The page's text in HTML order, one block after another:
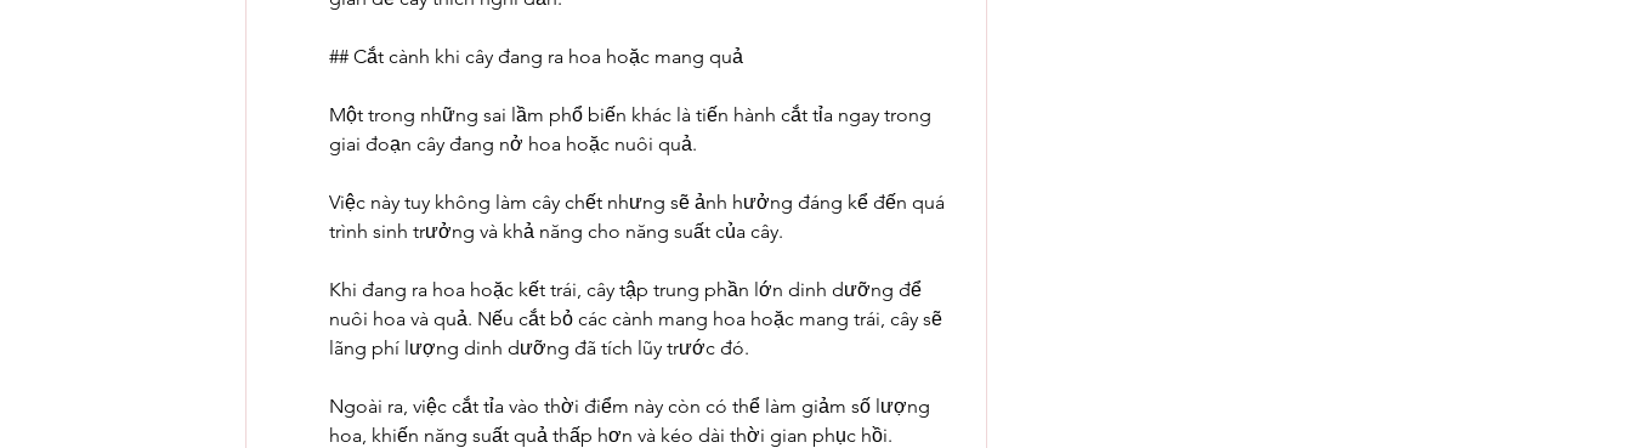
## Cắt cành khi cây đang ra hoa hoặc mang quả
Một trong những sai lầm phổ biến khác là tiến hành cắt tỉa ngay trong
giai đoạn cây đang nở hoa hoặc nuôi quả.
Việc này tuy không làm cây chết nhưng sẽ ảnh hưởng đáng kể đến quá
trình sinh trưởng và khả năng cho năng suất của cây.
Khi đang ra hoa hoặc kết trái, cây tập trung phần lớn dinh dưỡng để
nuôi hoa và quả. Nếu cắt bỏ các cành mang hoa hoặc mang trái, cây sẽ
lãng phí lượng dinh dưỡng đã tích lũy trước đó.
Ngoài ra, việc cắt tỉa vào thời điểm này còn có thể làm giảm số lượng
hoa, khiến năng suất quả thấp hơn và kéo dài thời gian phục hồi.